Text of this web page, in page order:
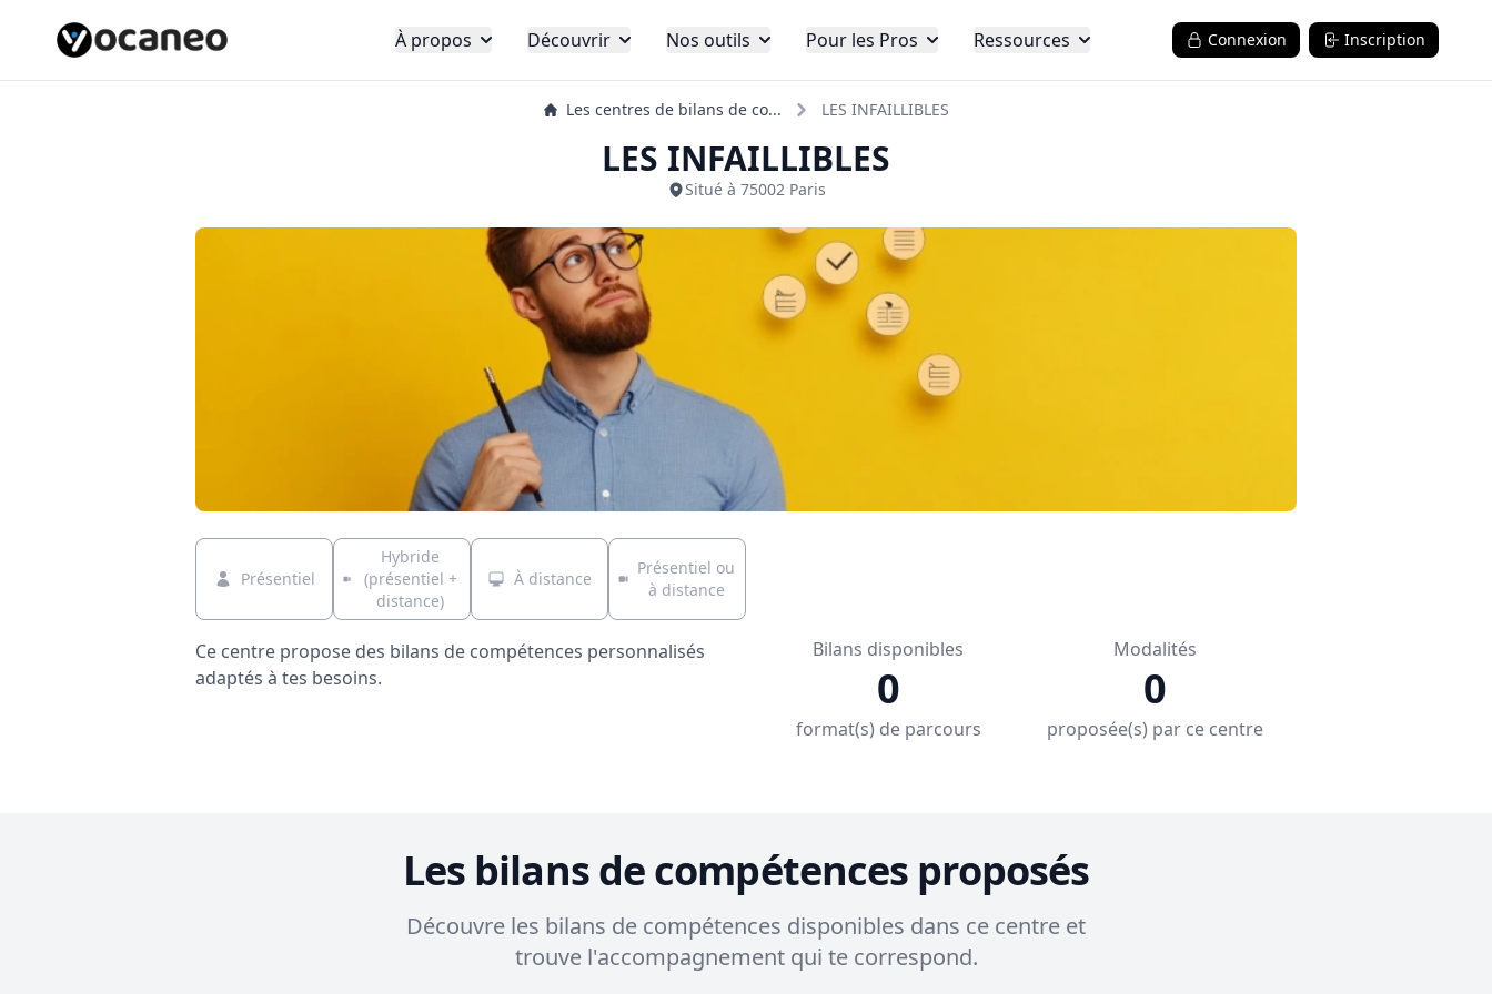
À propos Découvrir Nos outils Pour les Pros Ressources Connexion Inscription
Les centres de bilans de co... LES INFAILLIBLES
LES INFAILLIBLES
Situé à 75002 Paris
Présentiel
Hybride
(présentiel +
distance)
À distance
Présentiel ou
à distance
Ce centre propose des bilans de compétences personnalisés
adaptés à tes besoins.
Bilans disponibles
0
format(s) de parcours
Modalités
0
proposée(s) par ce centre
Les bilans de compétences proposés
Découvre les bilans de compétences disponibles dans ce centre et
trouve l'accompagnement qui te correspond.